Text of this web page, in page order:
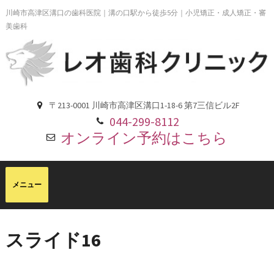
川崎市高津区溝口の歯科医院｜溝の口駅から徒歩5分｜小児矯正・成人矯正・審
美歯科
〒213-0001 川崎市高津区溝口1-18-6 第7三信ビル2F
044-299-8112
オンライン予約はこちら
スライド16